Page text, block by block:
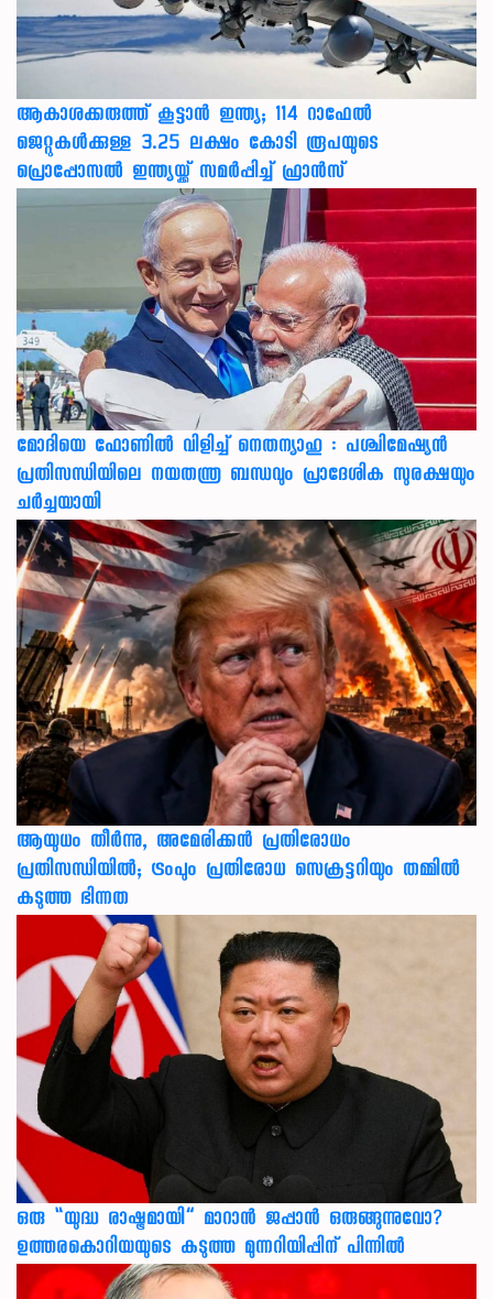
ആകാശക്കരുത്ത് കൂട്ടാൻ ഇന്ത്യ; 114 റാഫേൽ
ജെറ്റുകൾക്കുള്ള 3.25 ലക്ഷം കോടി രൂപയുടെ
പ്രൊപ്പോസൽ ഇന്ത്യയ്ക്ക് സമർപ്പിച്ച് ഫ്രാൻസ്
മോദിയെ ഫോണിൽ വിളിച്ച് നെതന്യാഹു : പശ്ചിമേഷ്യൻ
പ്രതിസന്ധിയിലെ നയതന്ത്ര ബന്ധവും പ്രാദേശിക സുരക്ഷയും
ചർച്ചയായി
ആയുധം തീർന്നു, അമേരിക്കൻ പ്രതിരോധം
പ്രതിസന്ധിയിൽ; ട്രംപും പ്രതിരോധ സെക്രട്ടറിയും തമ്മിൽ
കടുത്ത ഭിന്നത
ഒരു “യുദ്ധ രാഷ്ട്രമായി” മാറാൻ ജപ്പാൻ ഒരുങ്ങുന്നുവോ?
ഉത്തരകൊറിയയുടെ കടുത്ത മുന്നറിയിപ്പിന് പിന്നിൽ